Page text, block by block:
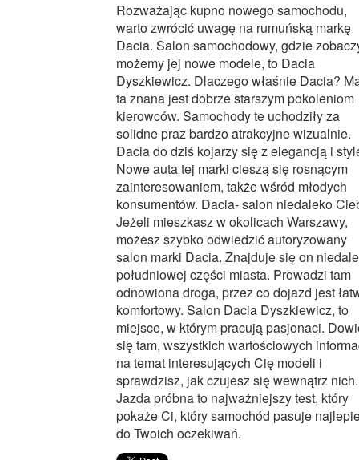
Rozważając kupno nowego samochodu,
warto zwrócić uwagę na rumuńską markę
Dacia. Salon samochodowy, gdzie
możemy jej nowe modele, to Dacia
Dyszkiewicz. Dlaczego właśnie Dacia?
ta znana jest dobrze starszym pokoleniom
kierowców. Samochody te uchodziły za
solidne praz bardzo atrakcyjne wizualnie.
Dacia do dziś kojarzy się z elegancją i
Nowe auta tej marki cieszą się rosnącym
zainteresowaniem, także wśród młodych
konsumentów. Dacia- salon niedaleko
Jeżeli mieszkasz w okolicach Warszawy,
możesz szybko odwiedzić autoryzowany
salon marki Dacia. Znajduje się on
południowej części miasta. Prowadzi tam
odnowiona droga, przez co dojazd jest
komfortowy. Salon Dacia Dyszkiewicz, to
miejsce, w którym pracują pasjonaci.
się tam, wszystkich wartościowych
na temat interesujących Cię modeli i
sprawdzisz, jak czujesz się wewnątrz nich.
Jazda próbna to najważniejszy test, który
pokaże Ci, który samochód pasuje
do Twoich oczekiwań.